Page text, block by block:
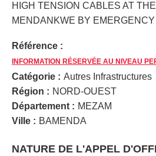
HIGH TENSION CABLES AT
MENDANKWE BY
Référence :
INFORMATION RÉSERVÉE AU NIVEAU
Catégorie : Autres Infrastructures
Région : NORD-OUEST
Département : MEZAM
Ville : BAMENDA
NATURE DE L'APPEL